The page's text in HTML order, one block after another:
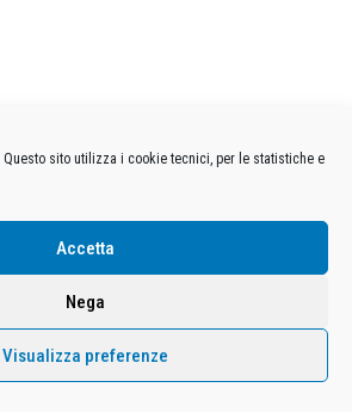
Questo sito utilizza i cookie tecnici, per le statistiche e
Accetta
Nega
Visualizza preferenze